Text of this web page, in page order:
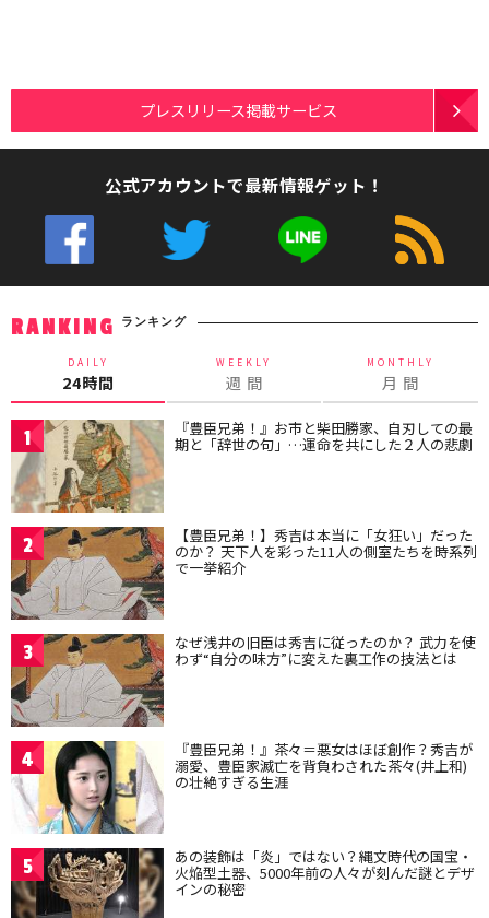
プレスリリース掲載サービス
公式アカウントで最新情報ゲット！
RANKING ランキング
DAILY
24時間
WEEKLY
週 間
MONTHLY
月 間
1 『豊臣兄弟！』お市と柴田勝家、自刃しての最
期と「辞世の句」…運命を共にした２人の悲劇
2 【豊臣兄弟！】秀吉は本当に「女狂い」だった
のか？ 天下人を彩った11人の側室たちを時系列
で一挙紹介
3 なぜ浅井の旧臣は秀吉に従ったのか？ 武力を使
わず“自分の味方”に変えた裏工作の技法とは
4 『豊臣兄弟！』茶々＝悪女はほぼ創作？秀吉が
溺愛、豊臣家滅亡を背負わされた茶々(井上和)
の壮絶すぎる生涯
5 あの装飾は「炎」ではない？縄文時代の国宝・
火焔型土器、5000年前の人々が刻んだ謎とデザ
インの秘密